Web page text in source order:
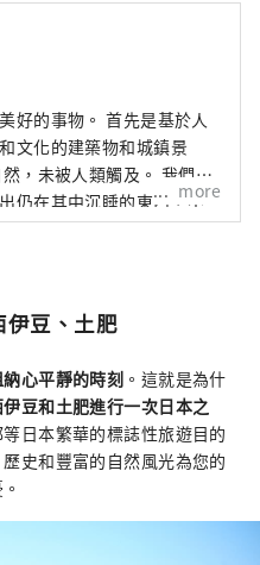
好的事物。 首先是基於人
文化的建築物和城鎮景
，未被人類觸及。 我們將
仍在其中沉睡的東西，不
將作為一件令人著迷的藝
more
伊豆、土肥
心平靜的時刻 。這就是為什
豆和土肥進行一次日本之
日本繁華的標誌性旅遊目的
史和豐富的自然風光為您的